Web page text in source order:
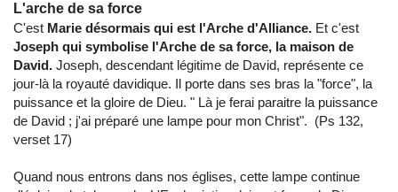
L'arche de sa force
C'est Marie désormais qui est l'Arche d'Alliance. Et c'est
Joseph qui symbolise l'Arche de sa force, la maison de
David. Joseph, descendant légitime de David, représente ce
jour-là la royauté davidique. Il porte dans ses bras la "force", la
puissance et la gloire de Dieu. " Là je ferai paraitre la puissance
de David ; j'ai préparé une lampe pour mon Christ". (Ps 132,
verset 17)
Quand nous entrons dans nos églises, cette lampe continue